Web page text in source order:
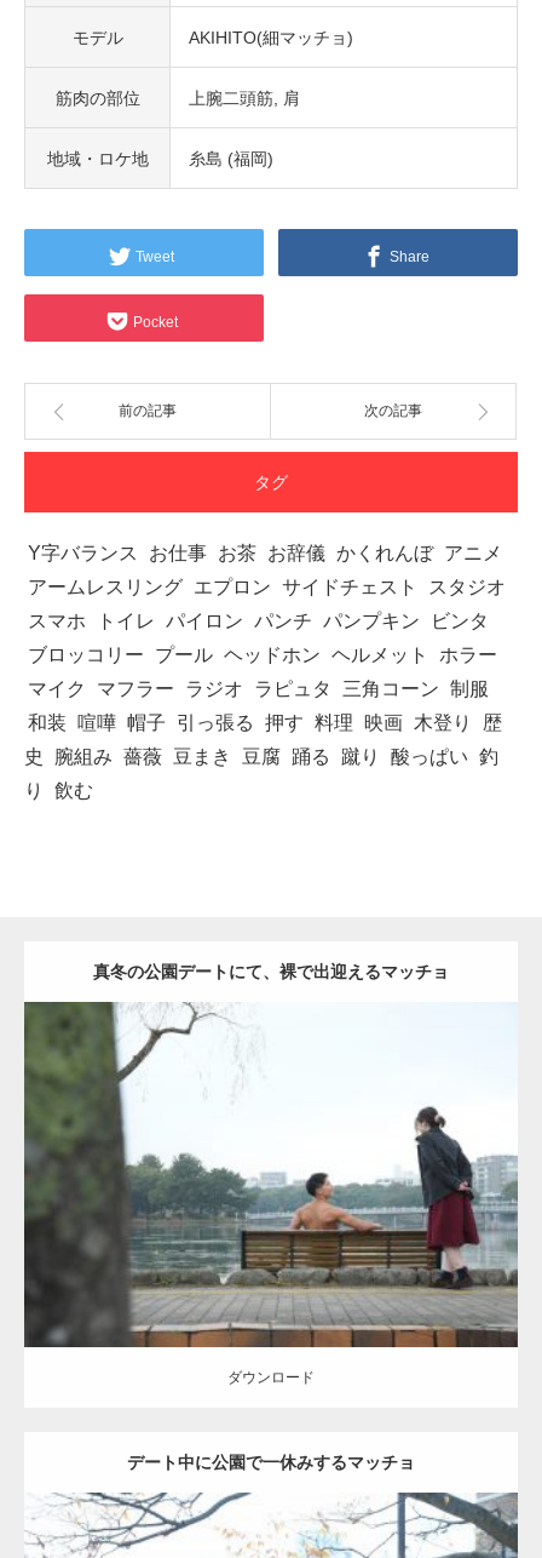
モデル AKIHITO(細マッチョ)
筋肉の部位 上腕二頭筋 肩
地域・ロケ地 糸島 (福岡)
Tweet Share
Pocket
前の記事 次の記事
タグ
Y字バランス お仕事 お茶 お辞儀 かくれんぼ アニメ
アームレスリング エプロン サイドチェスト
スタジオ
スマホ
トイレ パイロン パンチ パンプキン
ビンタ
ブロッコリー
プール ヘッドホン ヘルメット
ホラー
マイク
マフラー ラジオ ラピュタ 三角コーン 制服
和装
喧嘩 帽子 引っ張る 押す 料理 映画 木登り
歴
史
腕組み 薔薇 豆まき 豆腐 踊る 蹴り 酸っぱい 釣
り
飲む
真冬の公園デートにて、裸で出迎えるマッチョ
公園のマッチョ AKIHITO(細マッチョ) 背中
ダウンロード
ダウンロード
デート中に公園で一休みするマッチョ